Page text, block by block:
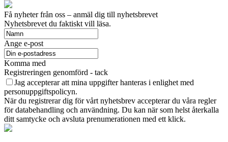
Få nyheter från oss – anmäl dig till nyhetsbrevet
Nyhetsbrevet du faktiskt vill läsa.
Ange e-post
Komma med
Registreringen genomförd - tack
Jag accepterar att mina uppgifter hanteras i enlighet med
personuppgiftspolicyn.
När du registrerar dig för vårt nyhetsbrev accepterar du våra regler
för databehandling och användning. Du kan när som helst återkalla
ditt samtycke och avsluta prenumerationen med ett klick.